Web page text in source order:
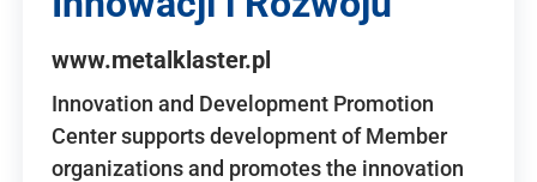
www.metalklaster.pl
Innovation and Development Promotion
Center supports development of Member
organizations and promotes the innovation